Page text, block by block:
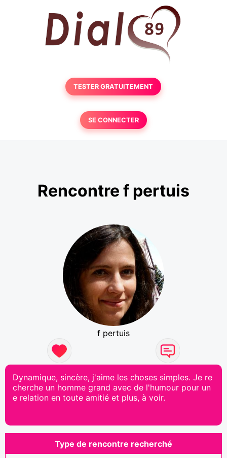
TESTER GRATUITEMENT
SE CONNECTER
Rencontre f pertuis
f pertuis
Dynamique, sincère, j'aime les choses simples. Je re
cherche un homme grand avec de l'humour pour un
e relation en toute amitié et plus, à voir.
Type de rencontre recherché